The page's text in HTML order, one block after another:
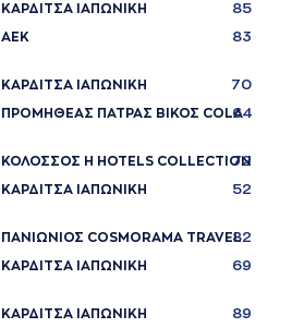
ΚΑΡΔΙΤΣΑ ΙΑΠΩΝΙΚΗ 85
ΑΕΚ 83
ΚΑΡΔΙΤΣΑ ΙΑΠΩΝΙΚΗ 70
ΠΡΟΜΗΘΕΑΣ ΠΑΤΡΑΣ ΒΙΚΟΣ COLA64
ΚΟΛΟΣΣΟΣ H HOTELS COLLECTION
72
ΚΑΡΔΙΤΣΑ ΙΑΠΩΝΙΚΗ 52
ΠΑΝΙΩΝΙΟΣ COSMORAMA TRAVEL82
ΚΑΡΔΙΤΣΑ ΙΑΠΩΝΙΚΗ 69
ΚΑΡΔΙΤΣΑ ΙΑΠΩΝΙΚΗ 89